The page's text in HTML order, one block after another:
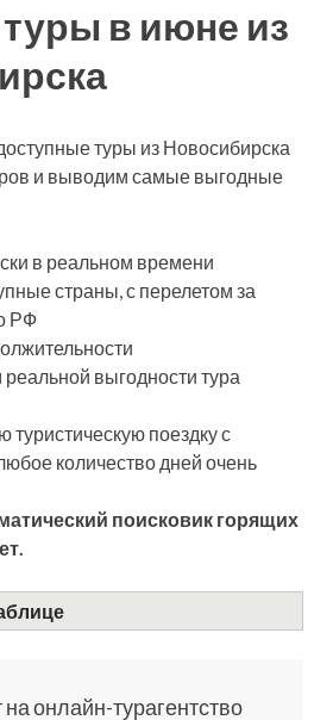
в июне из
туры из Новосибирска
и выводим самые выгодные
в реальном времени
страны, с перелетом за
РФ
реальной выгодности тура
поездку с
количество дней очень
поисковик горящих
онлайн-турагентство